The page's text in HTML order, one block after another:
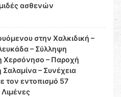
ασθενών
στην Χαλκιδική –
– Σύλληψη
Χερσόνησο – Παροχή
– Συνέχεια
τον εντοπισμό 57